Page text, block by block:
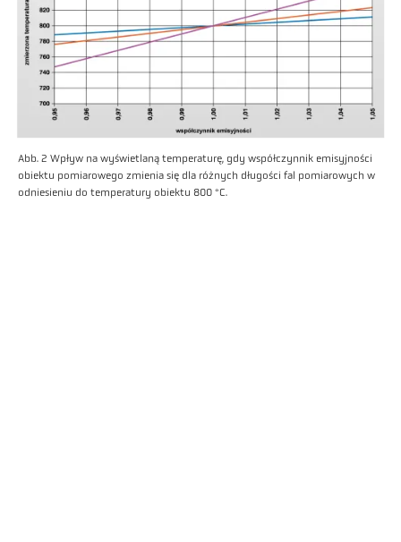
Abb. 2 Wpływ na wyświetlaną temperaturę, gdy współczynnik emisyjności
obiektu pomiarowego zmienia się dla różnych długości fal pomiarowych w
odniesieniu do temperatury obiektu 800 °C.